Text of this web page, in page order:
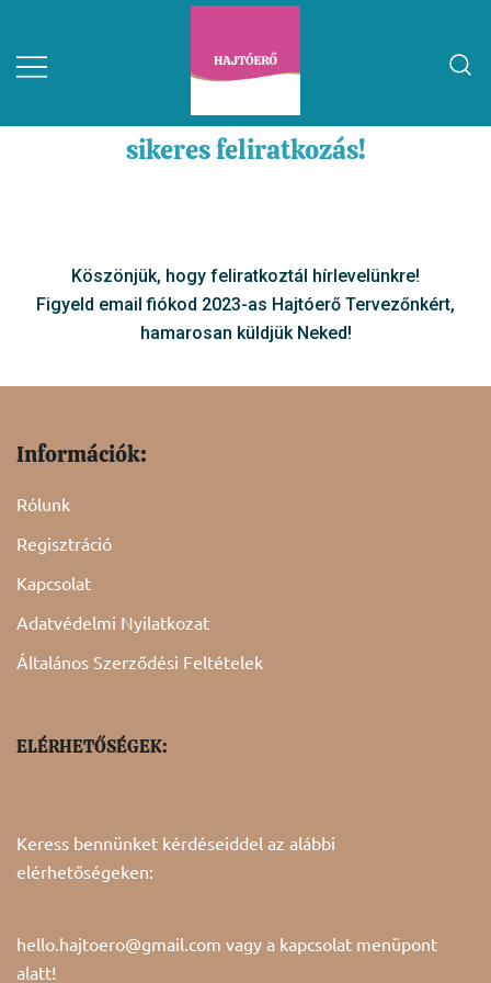
sikeres feliratkozás!
Köszönjük, hogy feliratkoztál hírlevelünkre!
Figyeld email fiókod 2023-as Hajtóerő Tervezőnkért,
hamarosan küldjük Neked!
Információk:
Rólunk
Regisztráció
Kapcsolat
Adatvédelmi Nyilatkozat
Általános Szerződési Feltételek
ELÉRHETŐSÉGEK:
Keress bennünket kérdéseiddel az alábbi
elérhetőségeken:
hello.hajtoero@gmail.com vagy a kapcsolat menüpont
alatt!